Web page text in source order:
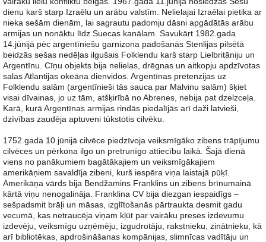
dienu karš starp Izraēlu un arābu valstīm. Nelielajai Izraēlai pietika ar
nieka sešām dienām, lai sagrautu padomju dāsni apgādātās arābu
armijas un nonāktu līdz Suecas kanālam. Savukārt 1982.gada
14.jūnijā pēc argentīniešu garnizona padošanās Stenlijas pilsētā
beidzās sešas nedēļas ilgušais Folklendu karš starp Lielbritāniju un
Argentīnu. Cīņu objekts bija nelielas, drēgnas un aitkopju apdzīvotas
salas Atlantijas okeāna dienvidos. Argentīnas pretenzijas uz
Folklendu salām (argentīnieši tās sauca par Malvinu salām) šķiet
visai dīvainas, jo uz tām, atšķirībā no Abrenes, nebija pat dzelzceļa.
Karā, kurā Argentīnas armijas rindās piedalījās arī daži latvieši,
dzīvības zaudēja aptuveni tūkstotis cilvēku.
1752.gada 10.jūnijā cilvēce piedzīvoja veiksmīgāko zibens trāpījumu
cilvēces un pērkona ilgo un pretrunīgo attiecību laikā. Šajā dienā
viens no panākumiem bagātākajiem un veiksmīgākajiem
amerikāņiem savaldīja zibeni, kurš iespēra viņa laistajā pūķī.
Amerikāņa vārds bija Bendžamins Franklins un zibens brīnumainā
kārtā viņu nenogalināja. Franklina CV bija diezgan iespaidīgs –
sešpadsmit brāļi un māsas, izglītošanās pārtraukta desmit gadu
vecumā, kas netraucēja viņam kļūt par vairāku preses izdevumu
izdevēju, veiksmīgu uzņēmēju, izgudrotāju, rakstnieku, zinātnieku, kā
arī bibliotēkas, apdrošināšanas kompānijas, slimnīcas vadītāju un